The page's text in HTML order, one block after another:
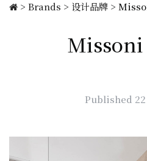
> Brands > 设计品牌 >
Published 22